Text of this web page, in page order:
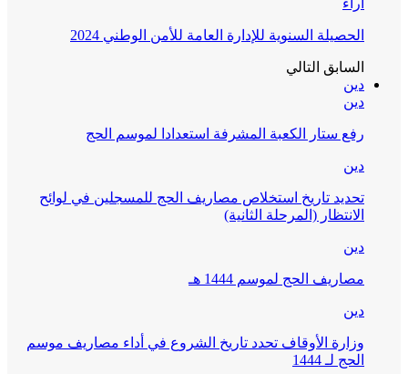
آراء
الحصيلة السنوية للإدارة العامة للأمن الوطني 2024
السابق التالي
دين
دين
رفع ستار الكعبة المشرفة استعدادا لموسم الحج
دين
تحديد تاريخ استخلاص مصاريف الحج للمسجلين في لوائح
الانتظار (المرحلة الثانية)
دين
مصاريف الحج لموسم 1444 هـ
دين
وزارة الأوقاف تحدد تاريخ الشروع في أداء مصاريف موسم
الحج لـ 1444